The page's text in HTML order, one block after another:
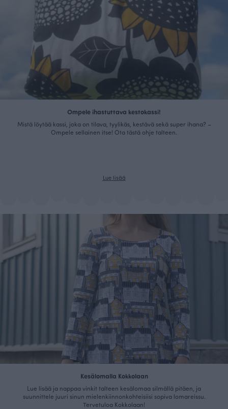
Ompele ihastuttava kestokassi!
Mistä löytää kassi, joka on tilava, tyylikäs, kestävä sekä super ihana? –
Ompele sellainen itse! Ota tästä ohje talteen.
Lue lisää
Kesälomalla Kokkolaan
Lue lisää ja nappaa vinkit talteen kesälomaa silmällä pitäen, ja
suunnittele juuri sinun mielenkiinnonkohteisiisi sopiva lomareissu.
Tervetuloa Kokkolaan!